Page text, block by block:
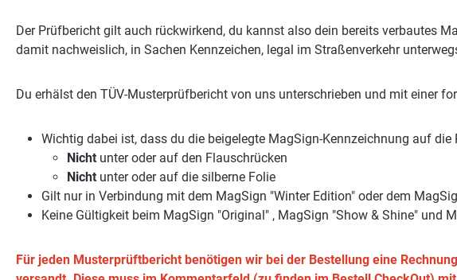
Der Prüfbericht gilt auch rückwirkend, du kannst also dein bereits verbautes
damit nachweislich, in Sachen Kennzeichen, legal im Straßenverkehr
Du erhälst den TÜV-Musterprüfbericht von uns unterschrieben und mit einer
Wichtig dabei ist, dass du die beigelegte MagSign-Kennzeichnung auf
Nicht unter oder auf den Flauschrücken
Nicht unter oder auf die silberne Folie
Gilt nur in Verbindung mit dem MagSign "Winter Edition" oder dem
Keine Gültigkeit beim MagSign "Original" , MagSign "Show & Shine" und
Für jeden Musterprüftbericht benötigen wir bei der Bestellung eine